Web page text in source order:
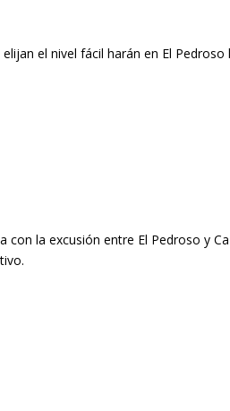
el nivel fácil harán en El Pedroso
la excusión entre El Pedroso y